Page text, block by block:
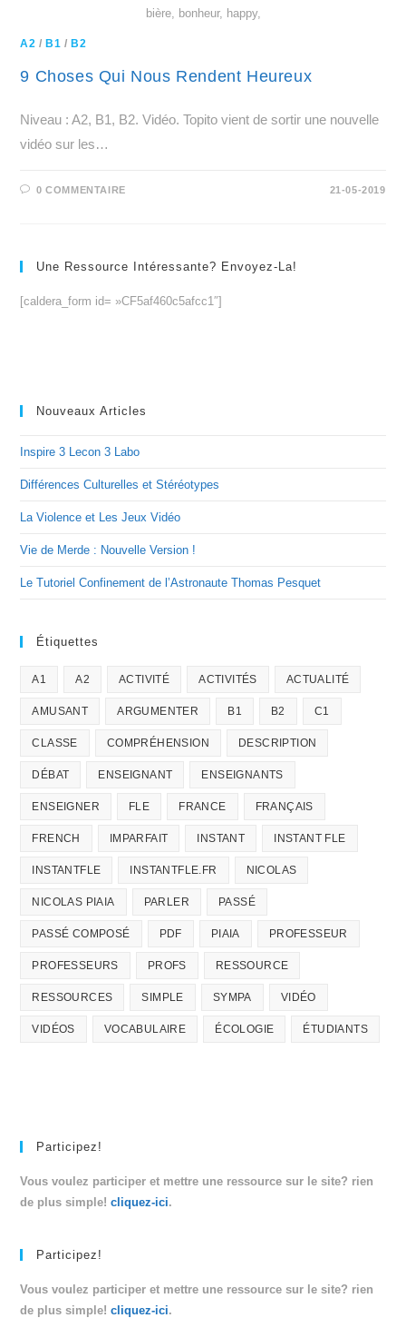
bière, bonheur, happy,
A2 /B1 /B2
9 Choses Qui Nous Rendent Heureux
Niveau : A2, B1, B2. Vidéo. Topito vient de sortir une nouvelle
vidéo sur les…
0 COMMENTAIRE 21-05-2019
Une Ressource Intéressante? Envoyez-La!
[caldera_form id= »CF5af460c5afcc1″]
Nouveaux Articles
Inspire 3 Lecon 3 Labo
Différences Culturelles et Stéréotypes
La Violence et Les Jeux Vidéo
Vie de Merde : Nouvelle Version !
Le Tutoriel Confinement de l’Astronaute Thomas Pesquet
Étiquettes
A1 A2 ACTIVITÉ ACTIVITÉS ACTUALITÉ
AMUSANT ARGUMENTER B1 B2 C1
CLASSE COMPRÉHENSION DESCRIPTION
DÉBAT ENSEIGNANT ENSEIGNANTS
ENSEIGNER FLE FRANCE FRANÇAIS
FRENCH IMPARFAIT INSTANT INSTANT FLE
INSTANTFLE INSTANTFLE.FR NICOLAS
NICOLAS PIAIA PARLER PASSÉ
PASSÉ COMPOSÉ PDF PIAIA PROFESSEUR
PROFESSEURS PROFS RESSOURCE
RESSOURCES SIMPLE SYMPA VIDÉO
VIDÉOS VOCABULAIRE ÉCOLOGIE ÉTUDIANTS
Participez!
Vous voulez participer et mettre une ressource sur le site? rien
de plus simple!cliquez-ici.
Participez!
Vous voulez participer et mettre une ressource sur le site? rien
de plus simple!cliquez-ici.